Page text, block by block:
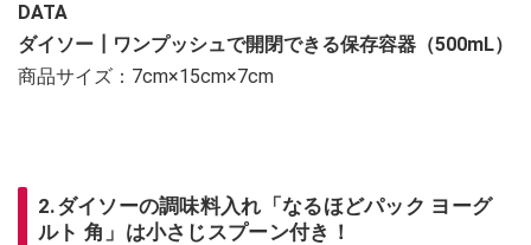
DATA
ダイソー┃ワンプッシュで開閉できる保存容器（500mL）
商品サイズ：7cm×15cm×7cm
2.ダイソーの調味料入れ「なるほどパック ヨーグ
ルト 角」は小さじスプーン付き！